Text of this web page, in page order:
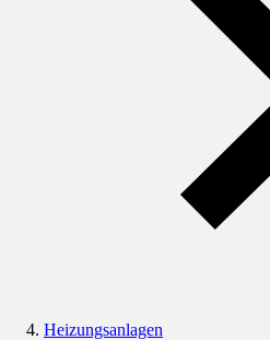
Heizungsanlagen